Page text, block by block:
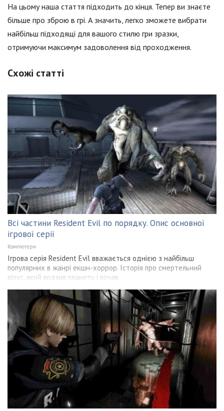
На цьому наша стаття підходить до кінця. Тепер ви знаєте
більше про зброю в грі. А значить, легко зможете вибрати
найбільш підходящі для вашого стилю гри зразки,
отримуючи максимум задоволення від проходження.
Схожі статті
Всі частини Resident Evil по порядку. Опис основної
ігрової серії
Компютери
Ігрова серія Resident Evil вважається однією з найбільш
популярних в жанрі екшн-хоррор. Історія про смертельний
вірус, який вразив планету і почав